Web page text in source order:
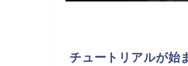
チュートリアルが始